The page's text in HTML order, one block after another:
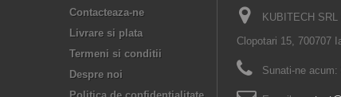
Contacteaza-ne
Livrare si plata
Termeni si conditii
Despre noi
KUBITECH
Clopotari 15, 700707
Sunati-ne acum: